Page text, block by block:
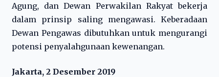
Agung, dan Dewan Perwakilan Rakyat bekerja
dalam prinsip saling mengawasi. Keberadaan
Dewan Pengawas dibutuhkan untuk mengurangi
potensi penyalahgunaan kewenangan.
Jakarta, 2 Desember 2019